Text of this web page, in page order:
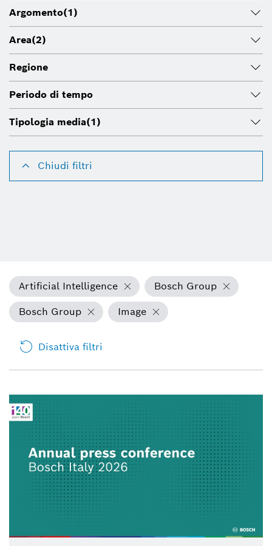
Argomento(1)
Area(2)
Regione
Periodo di tempo
Tipologia media(1)
Chiudi filtri
Artificial Intelligence
Bosch Group
Bosch Group
Image
Disattiva filtri